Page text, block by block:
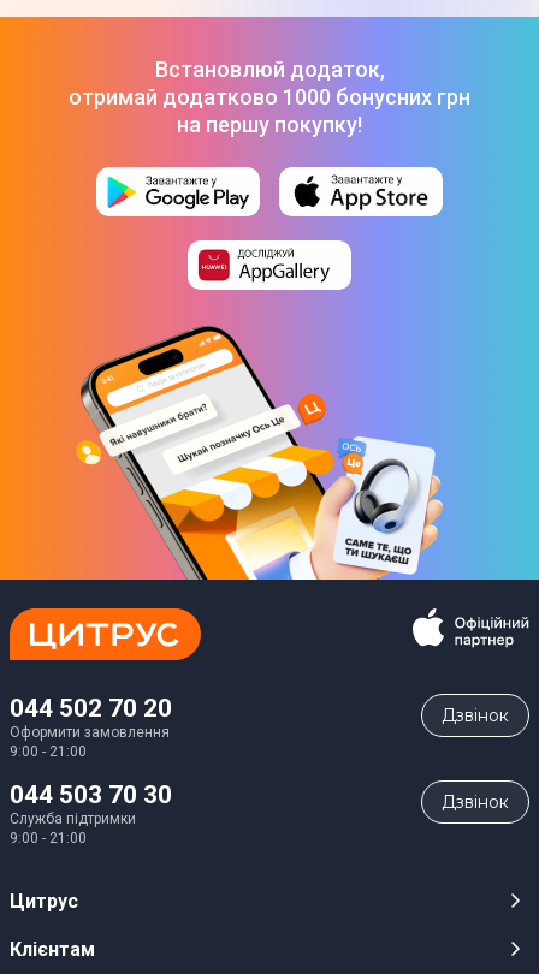
Встановлюй додаток,
отримай додатково 1000 бонусних грн
на першу покупку!
044 502 70 20
Оформити замовлення
9:00 - 21:00
Дзвiнок
044 503 70 30
Служба підтримки
9:00 - 21:00
Дзвiнок
Цитрус
Кар’єра
Клієнтам